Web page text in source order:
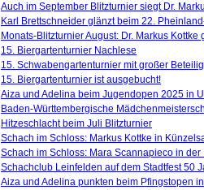
Auch im September Blitzturnier siegt Dr.
Karl Brettschneider glänzt beim 22.
Monats-Blitzturnier August: Dr. Markus Kottke
15. Biergartenturnier Nachlese
15. Schwabengartenturnier mit großer
15. Biergartenturnier ist ausgebucht!
Aiza und Adelina beim Jugendopen 2025 in
Baden-Württembergische
Hitzeschlacht beim Juli Blitzturnier
Schach im Schloss: Markus Kottke in
Schach im Schloss: Mara Scannapieco in der
Schachclub Leinfelden auf dem Stadtfest 50
Aiza und Adelina punkten beim Pfingstopen